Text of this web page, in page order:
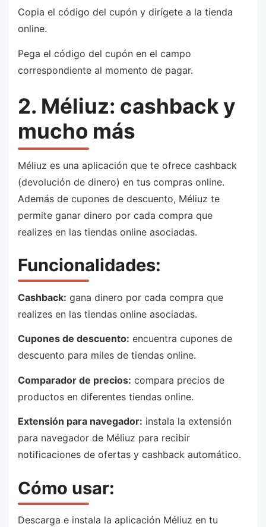
Copia el código del cupón y dirígete a la tienda
online.
Pega el código del cupón en el campo
correspondiente al momento de pagar.
2. Méliuz: cashback y
mucho más
Méliuz es una aplicación que te ofrece cashback
(devolución de dinero) en tus compras online.
Además de cupones de descuento, Méliuz te
permite ganar dinero por cada compra que
realizes en las tiendas online asociadas.
Funcionalidades:
Cashback: gana dinero por cada compra que
realizes en las tiendas online asociadas.
Cupones de descuento: encuentra cupones de
descuento para miles de tiendas online.
Comparador de precios: compara precios de
productos en diferentes tiendas online.
Extensión para navegador: instala la extensión
para navegador de Méliuz para recibir
notificaciones de ofertas y cashback automático.
Cómo usar:
Descarga e instala la aplicación Méliuz en tu